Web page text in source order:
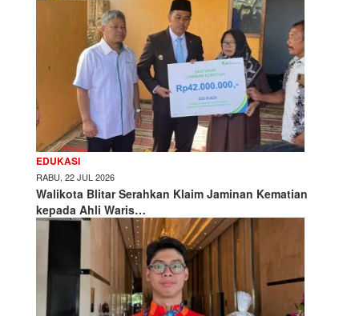
EDUKASI
RABU, 22 JUL 2026
Walikota Blitar Serahkan Klaim Jaminan Kematian
kepada Ahli Waris…